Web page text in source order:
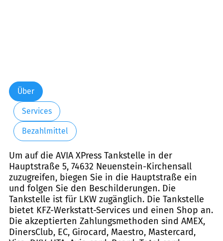
Über
Services
Bezahlmittel
Um auf die AVIA XPress Tankstelle in der
Hauptstraße 5, 74632 Neuenstein-Kirchensall
zuzugreifen, biegen Sie in die Hauptstraße ein
und folgen Sie den Beschilderungen. Die
Tankstelle ist für LKW zugänglich. Die Tankstelle
bietet KFZ-Werkstatt-Services und einen Shop an.
Die akzeptierten Zahlungsmethoden sind AMEX,
DinersClub, EC, Girocard, Maestro, Mastercard,